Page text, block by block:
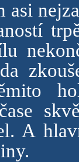
asi
čase
A